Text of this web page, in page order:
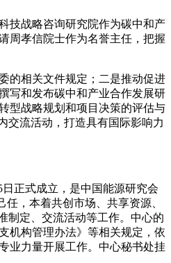
技战略咨询研究院作为碳中和产
周孝信院士作为名誉主任，把握
的相关文件规定；二是推动促进
写和发布碳中和产业合作发展研
型战略规划和项目决策的评估与
交流活动，打造具有国际影响力
正式成立，是中国能源研究会
，本着共创市场、共享资源、
制定、交流活动等工作。中心的
机构管理办法》等相关规定，依
业力量开展工作。中心秘书处挂